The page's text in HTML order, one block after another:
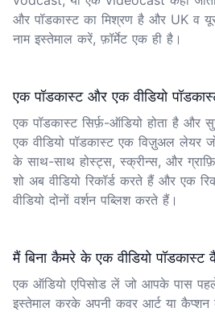
और पॉडकास्ट का मिश्रण है और UK व
नाम इस्तेमाल करें, फ़ॉर्मेट एक ही है।
एक पॉडकास्ट और एक वीडियो
एक पॉडकास्ट सिर्फ़-ऑडियो होता है और
एक वीडियो पॉडकास्ट एक विज़ुअल लेयर
के साथ-साथ होस्ट्स, स्क्रीन्स, और
शो अब वीडियो रिकॉर्ड करते हैं और एक
वीडियो दोनों वर्शन पब्लिश करते हैं।
मैं बिना कैमरे के एक वीडियो
एक ऑडियो एपिसोड लें जो आपके पास
इस्तेमाल करके अपनी कवर आर्ट या